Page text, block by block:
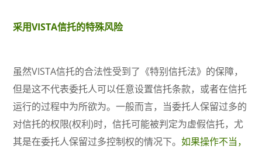
采用VISTA信托的特殊风险
虽然VISTA信托的合法性受到了《特别信托法》的保障，
但是这不代表委托人可以任意设置信托条款，或者在信托
运行的过程中为所欲为。一般而言，当委托人保留过多的
对信托的权限(权利)时，信托可能被判定为虚假信托，尤
其是在委托人保留过多控制权的情况下。如果操作不当，